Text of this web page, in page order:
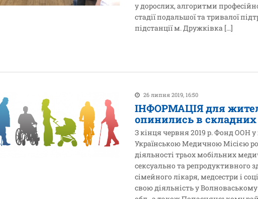
у дорослих, алгоритми
стадії подальшої та тривалої
підстанції м. Дружківка […]
26 липня 2019, 16:50
ІНФОРМАЦІЯ для
опинились в
З кінця червня 2019 р. Фонд ООН у
Українською Медичною Місією
діяльності трьох мобільних
сексуально та репродуктивного
сімейного лікаря, медсестри і
свою діяльність у